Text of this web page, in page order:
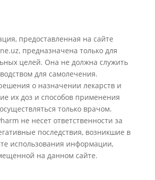
предоставленная на сайте
предназначена только для
целей. Она не должна служить
для самолечения.
о назначении лекарств и
их доз и способов применения
только врачом.
не несет ответственности за
последствия, возникшие в
использования информации,
на данном сайте.